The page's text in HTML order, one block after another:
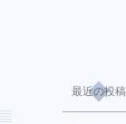
最近の投稿